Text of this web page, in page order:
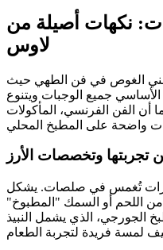
نكهات أصيلة من
لاوس
الغوص في فن الطهي حيث
الأساسي جميع الوجبات ويتنوع
الفن الفرنسي، المأكولات
تجربتها وتخصصات الأرز
كرات تُغمس في صلصات. يشكل
اللحم أو السمك "المطبوخ"
الجورجي، الذي يشمل النبيذ